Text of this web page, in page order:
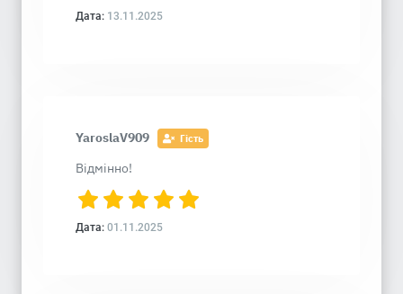
Дата: 13.11.2025
YaroslaV909 Гість
Відмінно!
Дата: 01.11.2025